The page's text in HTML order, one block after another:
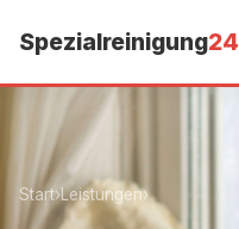
Spezialreinigung24
Start›Leistungen›